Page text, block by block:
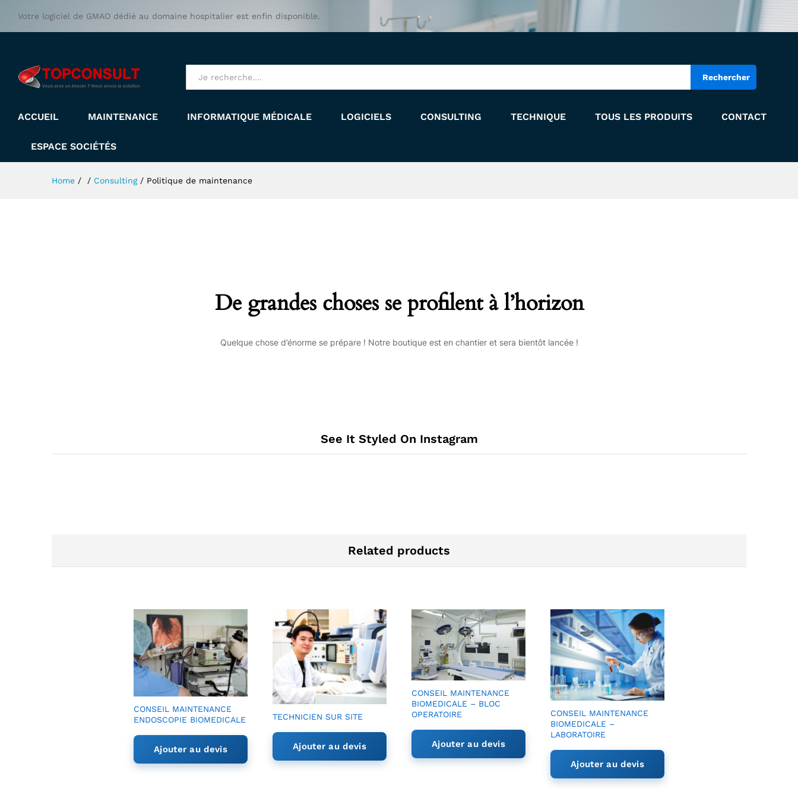
Votre logiciel de GMAO dédié au domaine hospitalier est enfin disponible.
Rechercher
ACCUEIL MAINTENANCE INFORMATIQUE MÉDICALE LOGICIELS CONSULTING TECHNIQUE TOUS LES PRODUITS CONTACT
ESPACE SOCIÉTÉS
Home / / Consulting / Politique de maintenance
De grandes choses se profilent à l’horizon
Quelque chose d’énorme se prépare ! Notre boutique est en chantier et sera bientôt lancée !
See It Styled On Instagram
Related products
CONSEIL MAINTENANCE
ENDOSCOPIE BIOMEDICALE
Ajouter au devis
TECHNICIEN SUR SITE
Ajouter au devis
CONSEIL MAINTENANCE
BIOMEDICALE – BLOC
OPERATOIRE
Ajouter au devis
CONSEIL MAINTENANCE
BIOMEDICALE –
LABORATOIRE
Ajouter au devis
Description